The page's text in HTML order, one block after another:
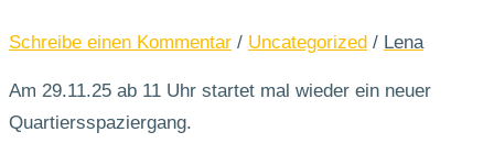
Schreibe einen Kommentar / Uncategorized / Lena
Am 29.11.25 ab 11 Uhr startet mal wieder ein neuer
Quartiersspaziergang.